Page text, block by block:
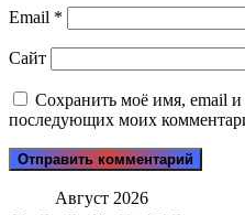
Email *
Сайт
Сохранить моё имя, email и
последующих моих
Август 2026